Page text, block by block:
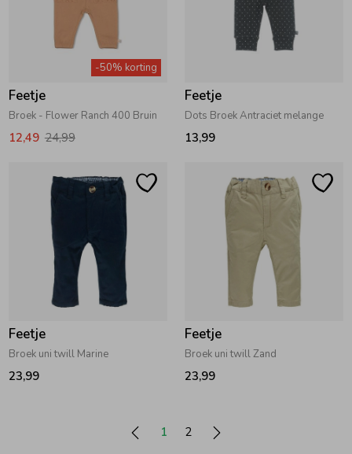
-50% korting
Feetje
Broek - Flower Ranch 400 Bruin
12,49 24,99
Feetje
Dots Broek Antraciet melange
13,99
Feetje
Broek uni twill Marine
23,99
Feetje
Broek uni twill Zand
23,99
1 2